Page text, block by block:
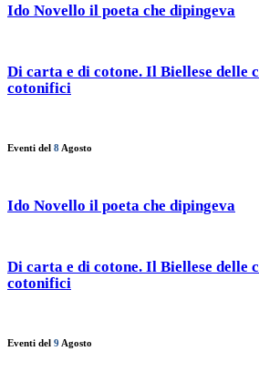
Ido Novello il poeta che dipingeva
Di carta e di cotone. Il Biellese delle
cotonifici
Eventi del 8 Agosto
Ido Novello il poeta che dipingeva
Di carta e di cotone. Il Biellese delle
cotonifici
Eventi del 9 Agosto